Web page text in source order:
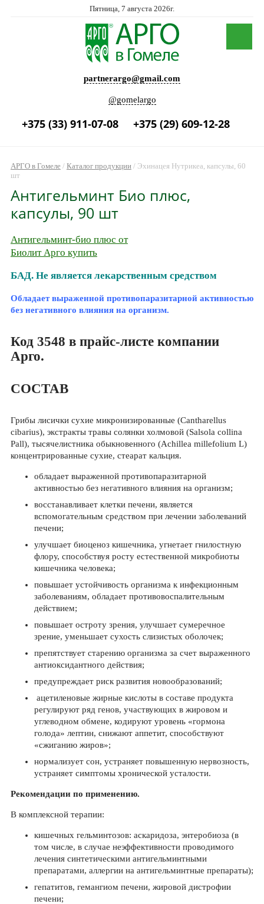
Пятница, 7 августа 2026г.
partnerargo@gmail.com
@gomelargo
+375 (33) 911-07-08 +375 (29) 609-12-28
АРГО в Гомеле/ Каталог продукции/ Эхинацея Нутрикеа, капсулы, 60
шт
Антигельминт Био плюс,
капсулы, 90 шт
Антигельминт-био плюс от
Биолит Арго купить
БАД. Не является лекарственным средством
Обладает выраженной противопаразитарной активностью
без негативного влияния на организм.
Код 3548 в прайс-листе компании
Арго.
СОСТАВ
Грибы лисички сухие микронизированные (Cantharellus
cibarius), экстракты травы солянки холмовой (Salsola collina
Pall), тысячелистника обыкновенного (Achillea millefolium L)
концентрированные сухие, стеарат кальция.
обладает выраженной противопаразитарной
активностью без негативного влияния на организм;
восстанавливает клетки печени, является
вспомогательным средством при лечении заболеваний
печени;
улучшает биоценоз кишечника, угнетает гнилостную
флору, способствуя росту естественной микробиоты
кишечника человека;
повышает устойчивость организма к инфекционным
заболеваниям, обладает противовоспалительным
действием;
повышает остроту зрения, улучшает сумеречное
зрение, уменьшает сухость слизистых оболочек;
препятствует старению организма за счет выраженного
антиоксидантного действия;
предупреждает риск развития новообразований;
ацетиленовые жирные кислоты в составе продукта
регулируют ряд генов, участвующих в жировом и
углеводном обмене, кодируют уровень «гормона
голода» лептин, снижают аппетит, способствуют
«сжиганию жиров»;
нормализует сон, устраняет повышенную нервозность,
устраняет симптомы хронической усталости.
Рекомендации по применению.
В комплексной терапии:
кишечных гельминтозов: аскаридоза, энтеробиоза (в
том числе, в случае неэффективности проводимого
лечения синтетическими антигельминтными
препаратами, аллергии на антигельминтные препараты);
гепатитов, гемангиом печени, жировой дистрофии
печени;